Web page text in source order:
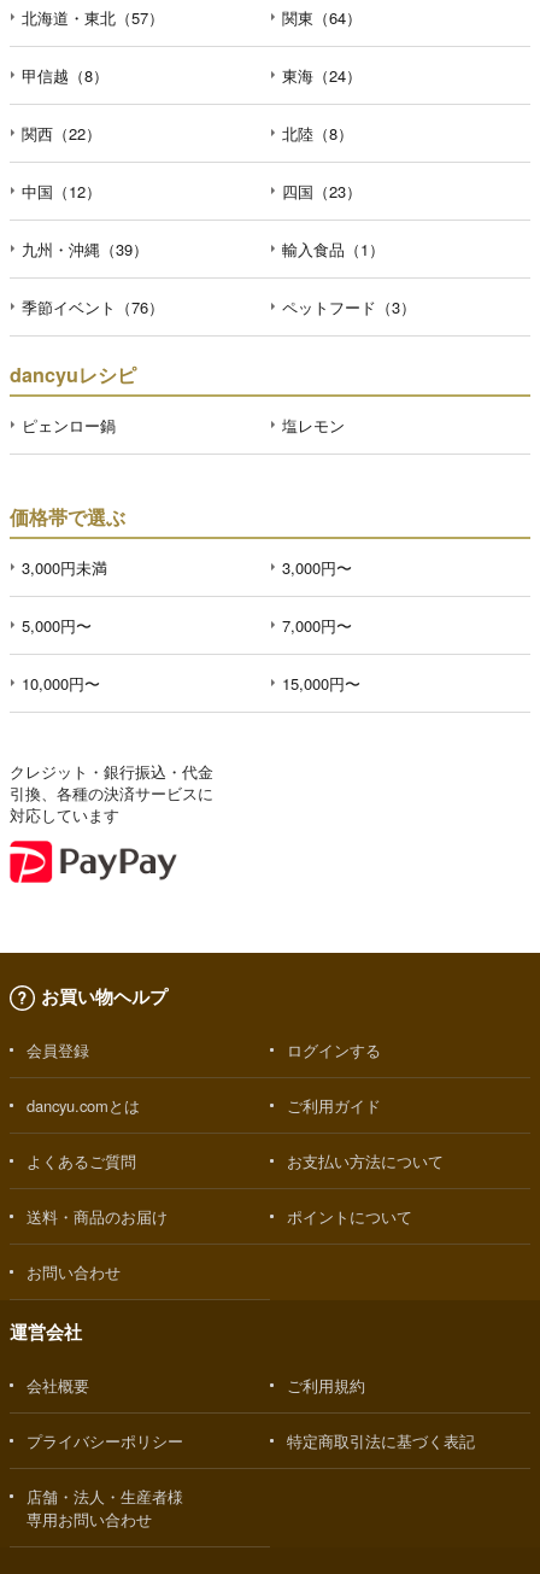
北海道・東北（57） 関東（64）
甲信越（8） 東海（24）
関西（22） 北陸（8）
中国（12） 四国（23）
九州・沖縄（39） 輸入食品（1）
季節イベント（76） ペットフード（3）
dancyuレシピ
ピェンロー鍋 塩レモン
価格帯で選ぶ
3,000円未満 3,000円〜
5,000円〜 7,000円〜
10,000円〜 15,000円〜
クレジット・銀行振込・代金
引換、各種の決済サービスに
対応しています
お買い物ヘルプ
会員登録 ログインする
dancyu.comとは ご利用ガイド
よくあるご質問 お支払い方法について
送料・商品のお届け ポイントについて
お問い合わせ
運営会社
会社概要 ご利用規約
プライバシーポリシー 特定商取引法に基づく表記
店舗・法人・生産者様
専用お問い合わせ